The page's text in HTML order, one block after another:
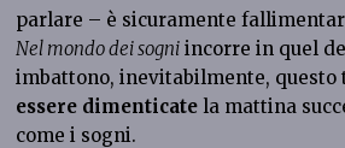
parlare – è sicuramente
Nel mondo dei sogni incorre in quel
imbattono, inevitabilmente, questo
essere dimenticate la mattina
come i sogni.